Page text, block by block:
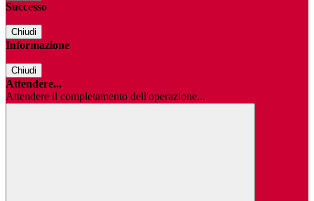
Successo
Chiudi
Informazione
Chiudi
Attendere...
Attendere il completamento dell'operazione...